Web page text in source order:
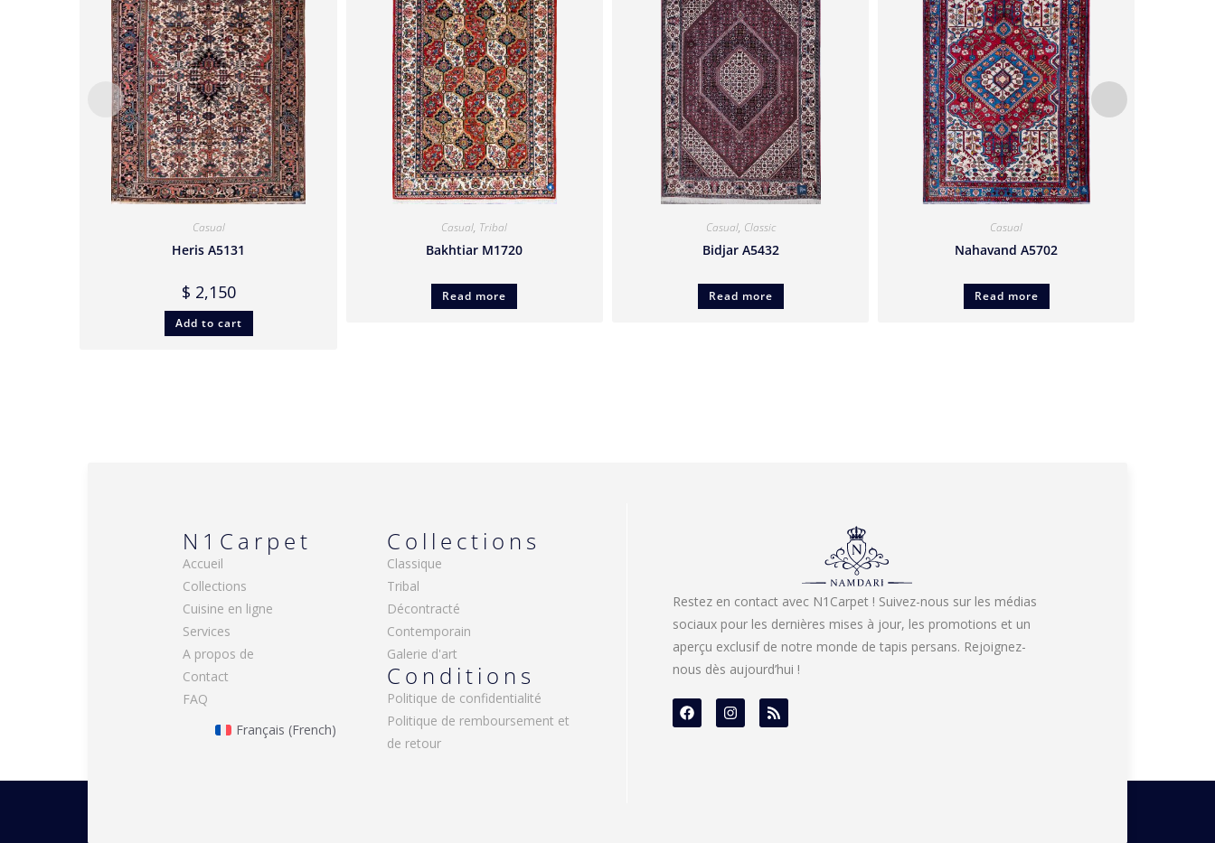
Casual
Heris A5131
$ 2,150
Add to cart
Casual, Tribal
Bakhtiar M1720
Read more
Casual, Classic
Bidjar A5432
Read more
Casual
Nahavand A5702
Read more
N1Carpet
Accueil
Collections
Cuisine en ligne
Services
A propos de
Contact
FAQ
Français (French)
Collections
Classique
Tribal
Décontracté
Contemporain
Galerie d'art
Conditions
Politique de confidentialité
Politique de remboursement et
de retour
Restez en contact avec N1Carpet ! Suivez-nous sur les médias
sociaux pour les dernières mises à jour, les promotions et un
aperçu exclusif de notre monde de tapis persans. Rejoignez-
nous dès aujourd’hui !